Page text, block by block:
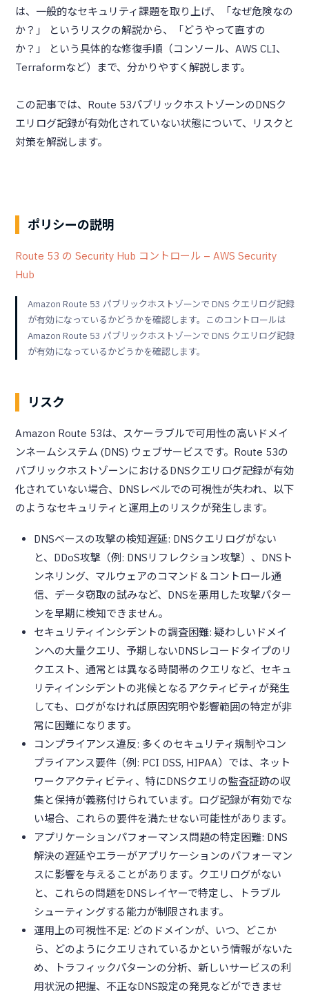
は、一般的なセキュリティ課題を取り上げ、「なぜ危険なの
か？」 というリスクの解説から、「どうやって直すの
か？」 という具体的な修復手順（コンソール、AWS CLI、
Terraformなど）まで、分かりやすく解説します。
この記事では、Route 53パブリックホストゾーンのDNSク
エリログ記録が有効化されていない状態について、リスクと
対策を解説します。
ポリシーの説明
Route 53 の Security Hub コントロール – AWS Security
Hub
Amazon Route 53 パブリックホストゾーンで DNS クエリログ記録
が有効になっているかどうかを確認します。このコントロールは
Amazon Route 53 パブリックホストゾーンで DNS クエリログ記録
が有効になっているかどうかを確認します。
リスク
Amazon Route 53は、スケーラブルで可用性の高いドメイ
ンネームシステム (DNS) ウェブサービスです。Route 53の
パブリックホストゾーンにおけるDNSクエリログ記録が有効
化されていない場合、DNSレベルでの可視性が失われ、以下
のようなセキュリティと運用上のリスクが発生します。
DNSベースの攻撃の検知遅延: DNSクエリログがない
と、DDoS攻撃（例: DNSリフレクション攻撃）、DNSト
ンネリング、マルウェアのコマンド＆コントロール通
信、データ窃取の試みなど、DNSを悪用した攻撃パター
ンを早期に検知できません。
セキュリティインシデントの調査困難: 疑わしいドメイ
ンへの大量クエリ、予期しないDNSレコードタイプのリ
クエスト、通常とは異なる時間帯のクエリなど、セキュ
リティインシデントの兆候となるアクティビティが発生
しても、ログがなければ原因究明や影響範囲の特定が非
常に困難になります。
コンプライアンス違反: 多くのセキュリティ規制やコン
プライアンス要件（例: PCI DSS, HIPAA）では、ネット
ワークアクティビティ、特にDNSクエリの監査証跡の収
集と保持が義務付けられています。ログ記録が有効でな
い場合、これらの要件を満たせない可能性があります。
アプリケーションパフォーマンス問題の特定困難: DNS
解決の遅延やエラーがアプリケーションのパフォーマン
スに影響を与えることがあります。クエリログがない
と、これらの問題をDNSレイヤーで特定し、トラブル
シューティングする能力が制限されます。
運用上の可視性不足: どのドメインが、いつ、どこか
ら、どのようにクエリされているかという情報がないた
め、トラフィックパターンの分析、新しいサービスの利
用状況の把握、不正なDNS設定の発見などができませ